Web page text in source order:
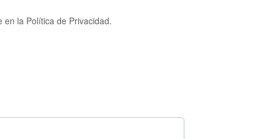
en la Política de Privacidad.